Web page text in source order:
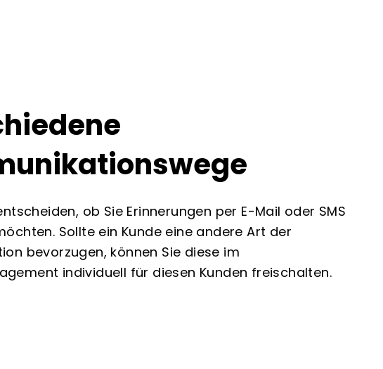
ob Sie Erinnerungen per E-Mail oder SMS
Sollte ein Kunde eine andere Art der
bevorzugen, können Sie diese im
individuell für diesen Kunden freischalten.